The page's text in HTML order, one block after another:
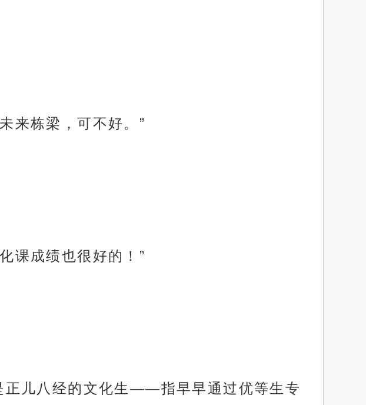
来栋梁，可不好。”
课成绩也很好的！”
正儿八经的文化生——指早早通过优等生专